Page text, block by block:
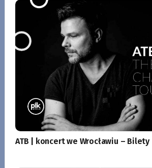
ATB | koncert we Wrocławiu – Bilety